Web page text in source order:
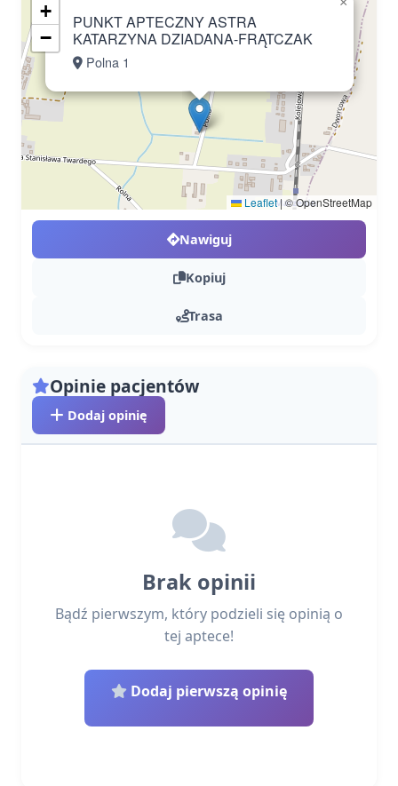
PUNKT APTECZNY ASTRA
KATARZYNA DZIADANA-FRĄTCZAK
Polna 1
+
−
Leaflet|© OpenStreetMap
Nawiguj
Kopiuj
Trasa
Opinie pacjentów
Dodaj opinię
Brak opinii
Bądź pierwszym, który podzieli się opinią o
tej aptece!
Dodaj pierwszą opinię